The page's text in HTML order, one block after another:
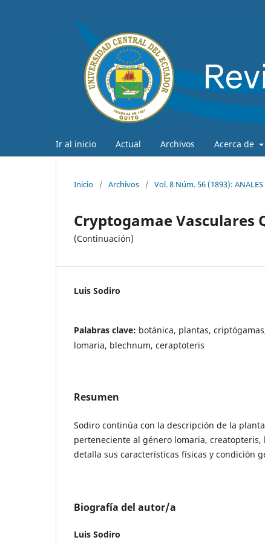
Ir al inicio Actual Archivos Acerca de
Inicio / Archivos / Vol. 8 Núm. 56 (1893):
Cryptogamae Vasculares
(Continuación)
Luis Sodiro
Palabras clave: botánica, plantas,
lomaria, blechnum, ceraptoteris
Resumen
Sodiro continúa con la descripción de la
perteneciente al género lomaria, creatopteris,
detalla sus características físicas y condición
Biografía del autor/a
Luis Sodiro